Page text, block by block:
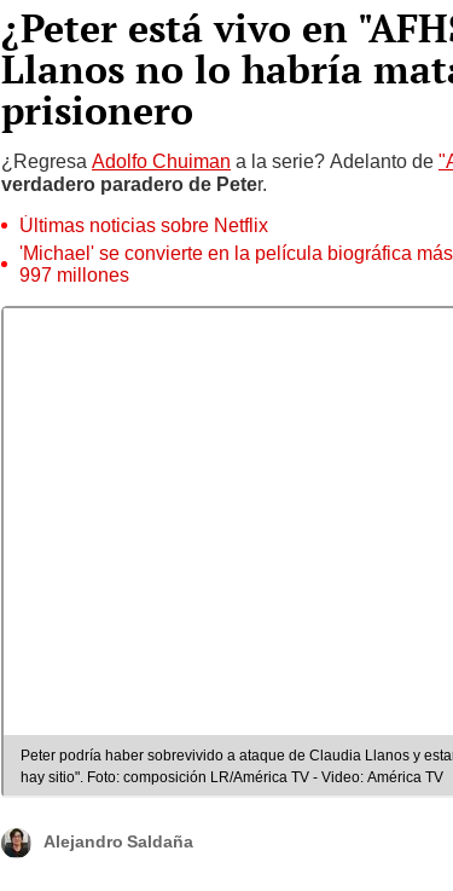
¿Peter está vivo en
Llanos no lo habría
prisionero
¿Regresa Adolfo Chuiman a la serie? Adelanto de
verdadero paradero de Peter.
Últimas noticias sobre Netflix
'Michael' se convierte en la película biográfica
997 millones
Peter podría haber sobrevivido a ataque de Claudia Llanos y
hay sitio". Foto: composición LR/América TV - Video: América TV
Alejandro Saldaña